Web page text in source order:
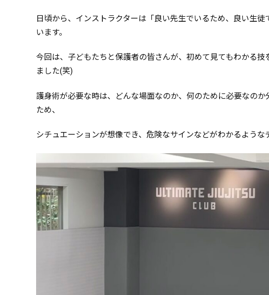
日頃から、インストラクターは「良い先生でいるため、良い生
います。
今回は、子どもたちと保護者の皆さんが、初めて見てもわかる
ました(笑)
護身術が必要な時は、どんな場面なのか、何のために必要なの
ため、
シチュエーションが想像でき、危険なサインなどがわかるような